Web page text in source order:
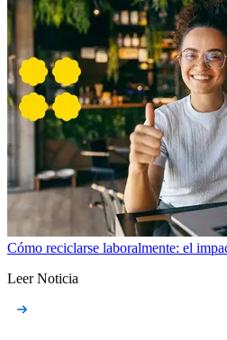
Cómo reciclarse laboralmente: el
Leer Noticia